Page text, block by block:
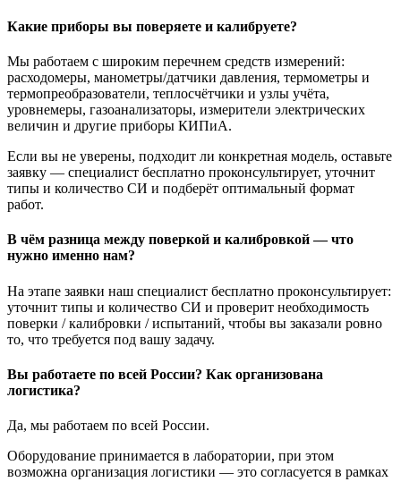
Какие приборы вы поверяете и калибруете?
Мы работаем с широким перечнем средств измерений:
расходомеры, манометры/датчики давления, термометры и
термопреобразователи, теплосчётчики и узлы учёта,
уровнемеры, газоанализаторы, измерители электрических
величин и другие приборы КИПиА.
Если вы не уверены, подходит ли конкретная модель, оставьте
заявку — специалист бесплатно проконсультирует, уточнит
типы и количество СИ и подберёт оптимальный формат
работ.
В чём разница между поверкой и калибровкой — что
нужно именно нам?
На этапе заявки наш специалист бесплатно проконсультирует:
уточнит типы и количество СИ и проверит необходимость
поверки / калибровки / испытаний, чтобы вы заказали ровно
то, что требуется под вашу задачу.
Вы работаете по всей России? Как организована
логистика?
Да, мы работаем по всей России.
Оборудование принимается в лаборатории, при этом
возможна организация логистики — это согласуется в рамках